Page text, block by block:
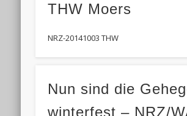
THW Moers
NRZ-20141003 THW
Nun sind die
winterfest – NRZ/